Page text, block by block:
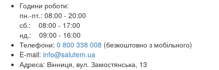
Години роботи:
пн.-пт.: 08:00 - 20:00
сб.: 08:00 - 17:00
нд.: 09:00 - 16:00
Телефони: 0 800 338 008 (безкоштовно з мобільного)
E-mail: info@salutem.ua
Адреса: Вінниця, вул. Замостянська, 13